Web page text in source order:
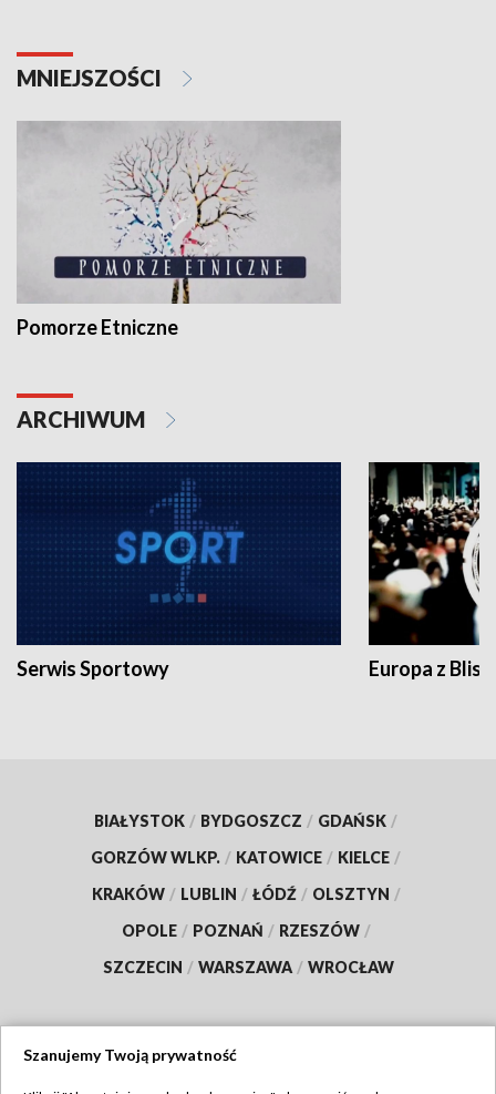
MNIEJSZOŚCI
Pomorze Etniczne
ARCHIWUM
Serwis Sportowy Europa z
BIAŁYSTOK / BYDGOSZCZ / GDAŃSK /
GORZÓW WLKP. / KATOWICE / KIELCE /
KRAKÓW / LUBLIN / ŁÓDŹ / OLSZTYN /
OPOLE / POZNAŃ / RZESZÓW /
SZCZECIN / WARSZAWA / WROCŁAW
Szanujemy Twoją prywatność